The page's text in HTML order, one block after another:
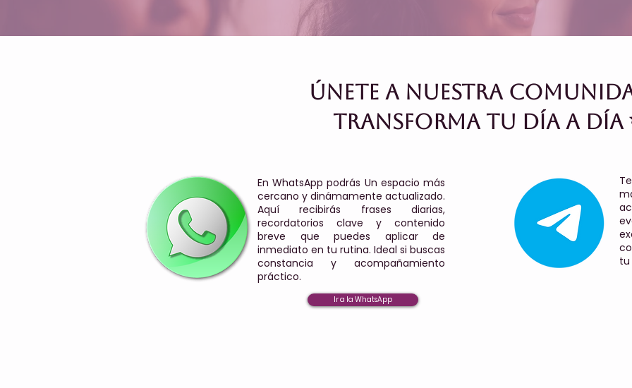
Únete a nuestra
transforma tu día a día
En WhatsApp podrás Un espacio más
cercano y dinámamente actualizado.
Aquí recibirás frases diarias,
recordatorios clave y contenido
breve que puedes aplicar de
inmediato en tu rutina. Ideal si buscas
constancia y acompañamiento
práctico.
Ir a la WhatsApp
tu